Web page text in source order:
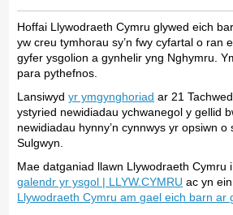
Hoffai Llywodraeth Cymru glywed eich
yw creu tymhorau sy’n fwy cyfartal o ran
gyfer ysgolion a gynhelir yng Nghymru.
para pythefnos.
Lansiwydyr ymgynghoriad ar 21
ystyried newidiadau ychwanegol y gellid
newidiadau hynny’n cynnwys yr opsiwn
Sulgwyn.
Mae datganiad llawn Llywodraeth Cymru
galendr yr ysgol | LLYW.CYMRU ac yn
Llywodraeth Cymru am gael eich barn ar